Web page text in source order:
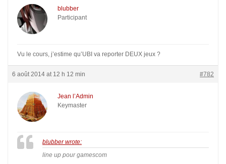
blubber
Participant
Vu le cours, j’estime qu’UBI va reporter DEUX jeux ?
6 août 2014 at 12 h 12 min #782
Jean l’Admin
Keymaster
blubber wrote:
line up pour gamescom